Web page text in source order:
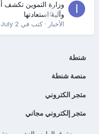
0
وزارة التموين تكشف
وآلية استعادتها
الأخبار· كتب في July 2
شنطة
منصة شنطة
متجر الكتروني
متجر إلكتروني مجاني